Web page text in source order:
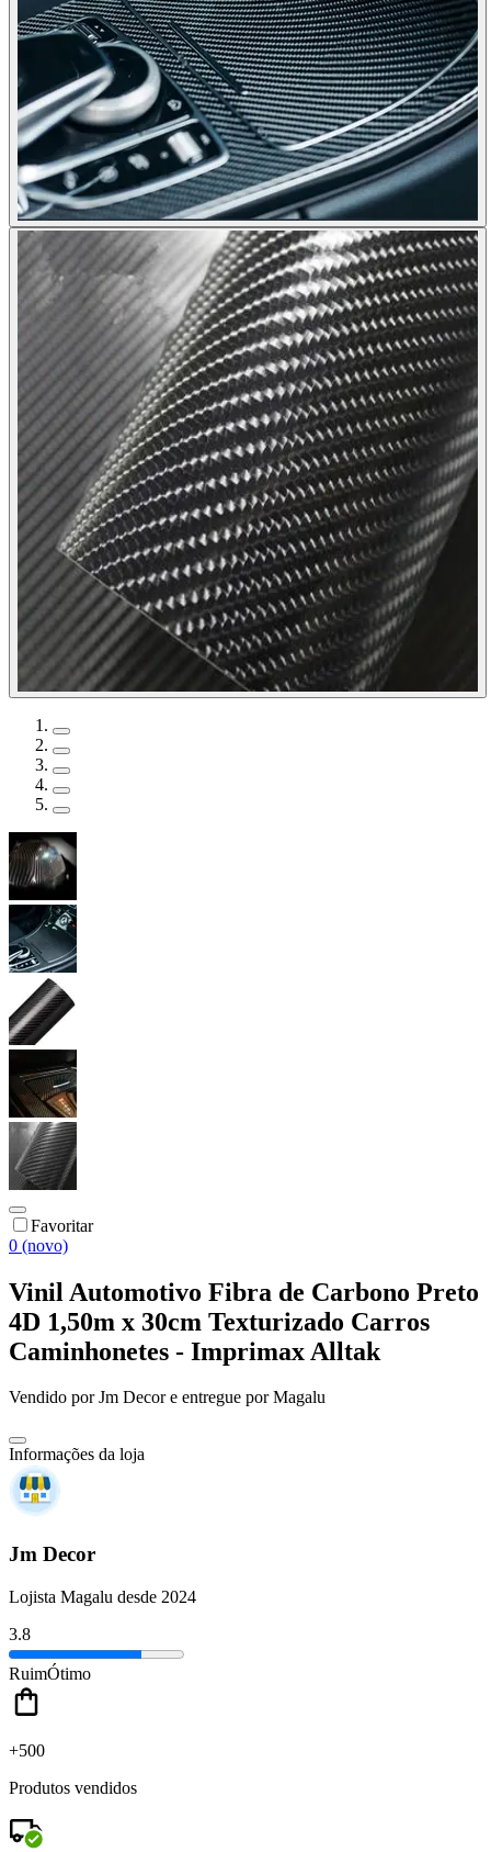
Favoritar
0 (novo)
Vinil Automotivo Fibra de Carbono Preto
4D 1,50m x 30cm Texturizado Carros
Caminhonetes - Imprimax Alltak
Vendido porJm Decore entregue por Magalu
Informações da loja
Jm Decor
Lojista Magalu desde 2024
3.8
RuimÓtimo
+500
Produtos vendidos